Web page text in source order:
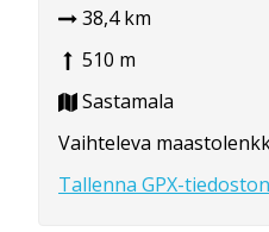
38,4 km
510 m
Sastamala
Vaihteleva
Tallenna GPX-